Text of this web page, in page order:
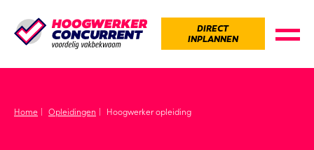
DIRECT
INPLANNEN
Home Opleidingen Hoogwerker opleiding